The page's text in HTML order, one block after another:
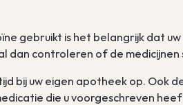
gebruikt is het belangrijk dat
dan controleren of de
bij uw eigen apotheek op. Ook
die u voorgeschreven